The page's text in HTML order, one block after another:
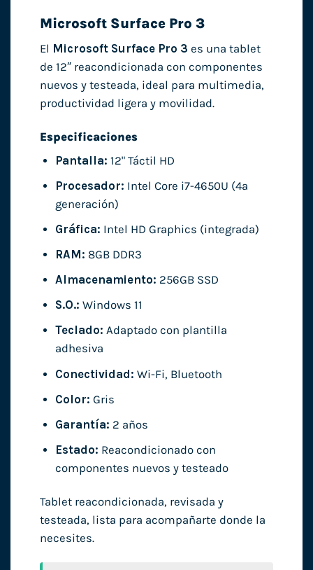
Microsoft Surface Pro 3
El Microsoft Surface Pro 3 es una tablet
de 12″ reacondicionada con componentes
nuevos y testeada, ideal para multimedia,
productividad ligera y movilidad.
Especificaciones
Pantalla: 12" Táctil HD
Procesador: Intel Core i7-4650U (4ª
generación)
Gráfica: Intel HD Graphics (integrada)
RAM: 8GB DDR3
Almacenamiento: 256GB SSD
S.O.: Windows 11
Teclado: Adaptado con plantilla
adhesiva
Conectividad: Wi-Fi, Bluetooth
Color: Gris
Garantía: 2 años
Estado: Reacondicionado con
componentes nuevos y testeado
Tablet reacondicionada, revisada y
testeada, lista para acompañarte donde la
necesites.